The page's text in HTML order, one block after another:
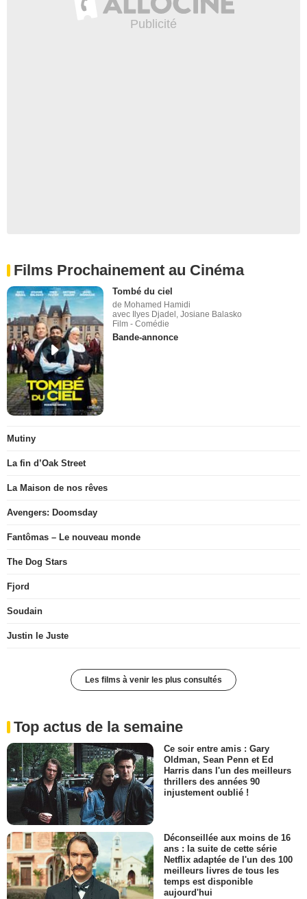
Films Prochainement au Cinéma
Tombé du ciel
de Mohamed Hamidi
avec Ilyes Djadel, Josiane Balasko
Film - Comédie
Bande-annonce
Mutiny
La fin d’Oak Street
La Maison de nos rêves
Avengers: Doomsday
Fantômas – Le nouveau monde
The Dog Stars
Fjord
Soudain
Justin le Juste
Les films à venir les plus consultés
Top actus de la semaine
Ce soir entre amis : Gary
Oldman, Sean Penn et Ed
Harris dans l'un des meilleurs
thrillers des années 90
injustement oublié !
Déconseillée aux moins de 16
ans : la suite de cette série
Netflix adaptée de l'un des 100
meilleurs livres de tous les
temps est disponible
aujourd'hui